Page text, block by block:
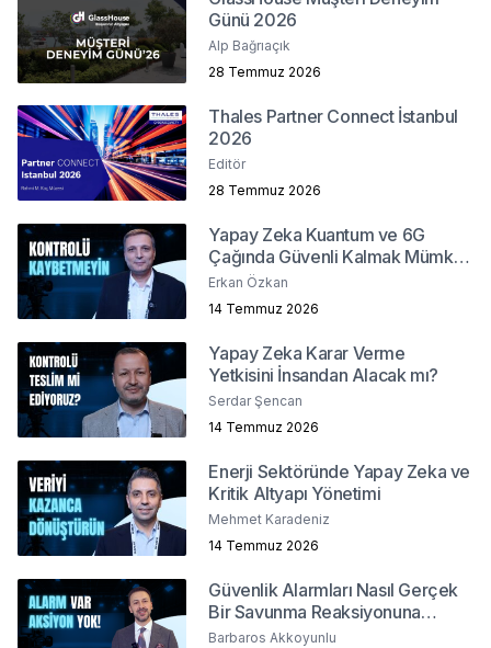
Günü 2026
Alp Bağrıaçık
28 Temmuz 2026
Thales Partner Connect İstanbul
2026
Editör
28 Temmuz 2026
Yapay Zeka Kuantum ve 6G
Çağında Güvenli Kalmak Mümkün
mü?
Erkan Özkan
14 Temmuz 2026
Yapay Zeka Karar Verme
Yetkisini İnsandan Alacak mı?
Serdar Şencan
14 Temmuz 2026
Enerji Sektöründe Yapay Zeka ve
Kritik Altyapı Yönetimi
Mehmet Karadeniz
14 Temmuz 2026
Güvenlik Alarmları Nasıl Gerçek
Bir Savunma Reaksiyonuna
Dönüşür ?
Barbaros Akkoyunlu